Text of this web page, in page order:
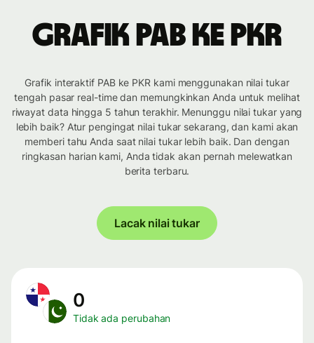
Grafik PAB ke PKR
Grafik interaktif PAB ke PKR kami menggunakan nilai tukar
tengah pasar real-time dan memungkinkan Anda untuk melihat
riwayat data hingga 5 tahun terakhir. Menunggu nilai tukar yang
lebih baik? Atur pengingat nilai tukar sekarang, dan kami akan
memberi tahu Anda saat nilai tukar lebih baik. Dan dengan
ringkasan harian kami, Anda tidak akan pernah melewatkan
berita terbaru.
Lacak nilai tukar
0
Tidak ada perubahan